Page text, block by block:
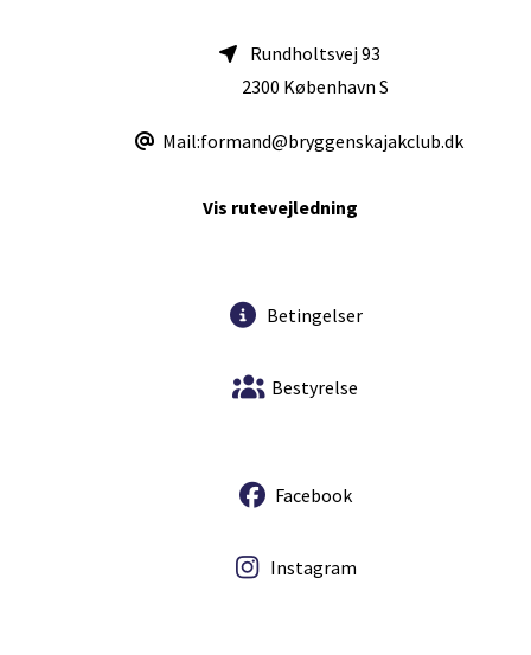
Rundholtsvej 93
2300 København S
Mail:formand@bryggenskajakclub.dk
Vis rutevejledning
Betingelser
Bestyrelse
Facebook
Instagram